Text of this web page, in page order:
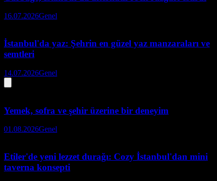
16.07.2026Genel
İstanbul'da yaz: Şehrin en güzel yaz manzaraları ve
semtleri
14.07.2026Genel
Yemek, sofra ve şehir üzerine bir deneyim
01.08.2026Genel
Etiler'de yeni lezzet durağı: Cozy İstanbul'dan mini
taverna konsepti